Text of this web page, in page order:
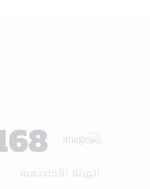
الهيئة الأكاديمية